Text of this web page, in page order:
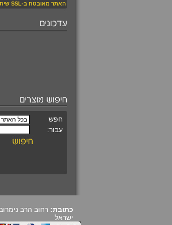
ללימוד קריסטלים
האתר מאובטח ב-SSL שיתופי
כתובת:
ישראל